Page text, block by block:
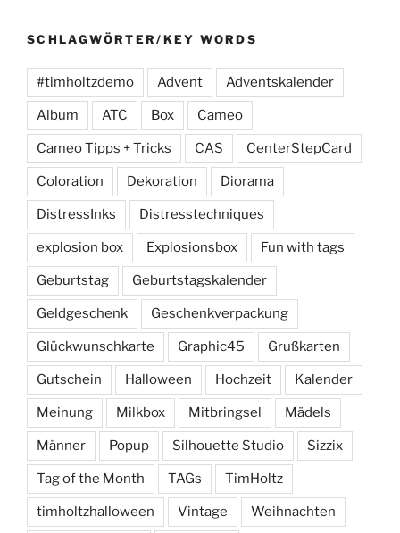
SCHLAGWÖRTER/KEY WORDS
#timholtzdemo Advent Adventskalender
Album ATC Box Cameo
Cameo Tipps + Tricks CAS CenterStepCard
Coloration Dekoration Diorama
DistressInks Distresstechniques
explosion box Explosionsbox Fun with tags
Geburtstag Geburtstagskalender
Geldgeschenk Geschenkverpackung
Glückwunschkarte Graphic45 Grußkarten
Gutschein Halloween Hochzeit Kalender
Meinung Milkbox Mitbringsel Mädels
Männer Popup Silhouette Studio Sizzix
Tag of the Month TAGs TimHoltz
timholtzhalloween Vintage Weihnachten